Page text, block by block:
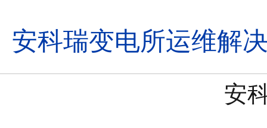
安科瑞变电所运维解
安